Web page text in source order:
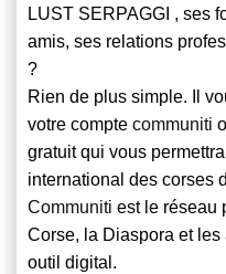
LUST SERPAGGI , ses
amis, ses relations
?
Rien de plus simple. Il
votre compte communiti
gratuit qui vous
international des corses
Communiti est le réseau
Corse, la Diaspora et
outil digital.